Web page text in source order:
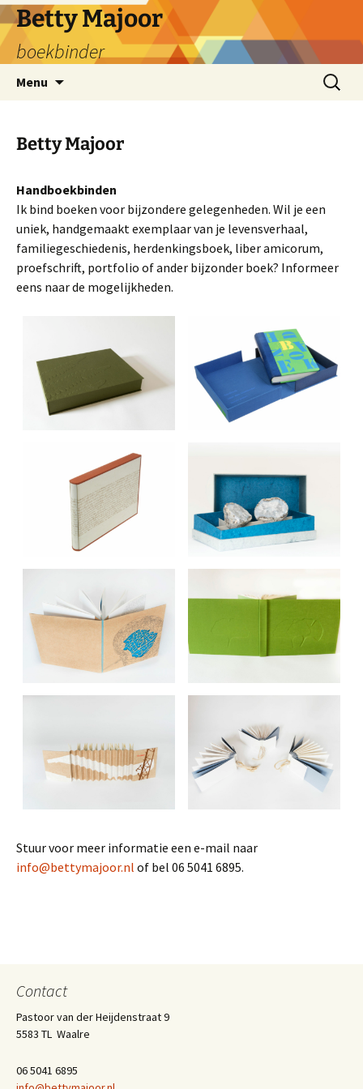
Skip
to
content
Betty Majoor
boekbinder
Menu
Search
for:
Betty Majoor
Handboekbinden
Ik bind boeken voor bijzondere gelegenheden. Wil je een
uniek, handgemaakt exemplaar van je levensverhaal,
familiegeschiedenis, herdenkingsboek, liber amicorum,
proefschrift, portfolio of ander bijzonder boek? Informeer
eens naar de mogelijkheden.
Stuur voor meer informatie een e-mail naar
info@bettymajoor.nl of bel 06 5041 6895.
Contact
Pastoor van der Heijdenstraat 9
5583 TL Waalre
06 5041 6895